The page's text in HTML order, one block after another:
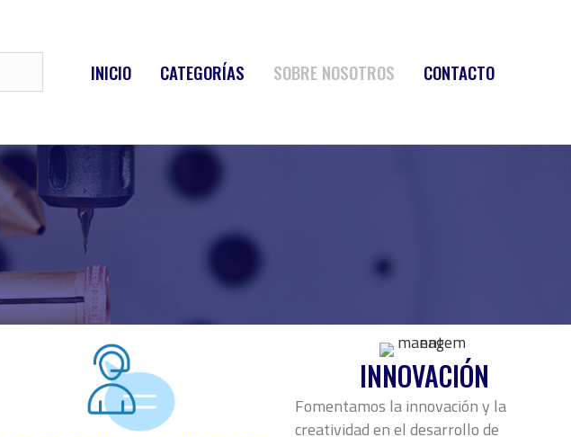
INICIO CATEGORÍAS SOBRE NOSOTROS CONTACTO
INNOVACIÓN
Fomentamos la innovación y la
creatividad en el desarrollo de